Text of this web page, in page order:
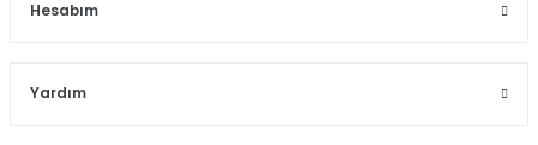
Hesabım
Yardım